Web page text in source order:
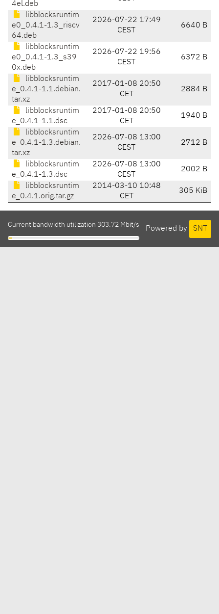
4el.deb
libblocksruntim
e0_0.4.1-1.3_riscv
64.deb
2026-07-22 17:49
CEST
6640 B
libblocksruntim
e0_0.4.1-1.3_s39
0x.deb
2026-07-22 19:56
CEST
6372 B
libblocksruntim
e_0.4.1-1.1.debian.
tar.xz
2017-01-08 20:50
CET
2884 B
libblocksruntim
e_0.4.1-1.1.dsc
2017-01-08 20:50
CET
1940 B
libblocksruntim
e_0.4.1-1.3.debian.
tar.xz
2026-07-08 13:00
CEST
2712 B
libblocksruntim
e_0.4.1-1.3.dsc
2026-07-08 13:00
CEST
2002 B
libblocksruntim
e_0.4.1.orig.tar.gz
2014-03-10 10:48
CET
305 KiB
Powered by SNT
Current bandwidth utilization 303.72 Mbit/s